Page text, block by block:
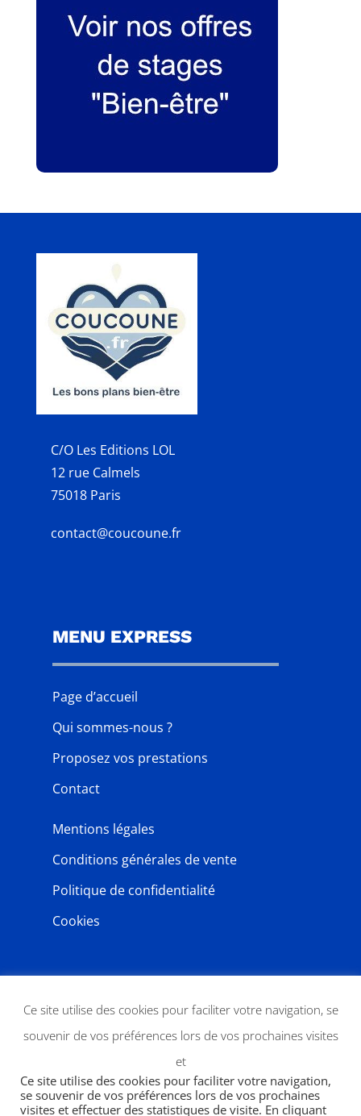
C/O Les Editions LOL
12 rue Calmels
75018 Paris
contact@coucoune.fr
MENU EXPRESS
Page d’accueil
Qui sommes-nous ?
Proposez vos prestations
Contact
Mentions légales
Conditions générales de vente
Politique de confidentialité
Cookies
Ce site utilise des cookies pour faciliter votre navigation, se
souvenir de vos préférences lors de vos prochaines visites
et
Ce site utilise des cookies pour faciliter votre navigation,
se souvenir de vos préférences lors de vos prochaines
visites et effectuer des statistiques de visite. En cliquant